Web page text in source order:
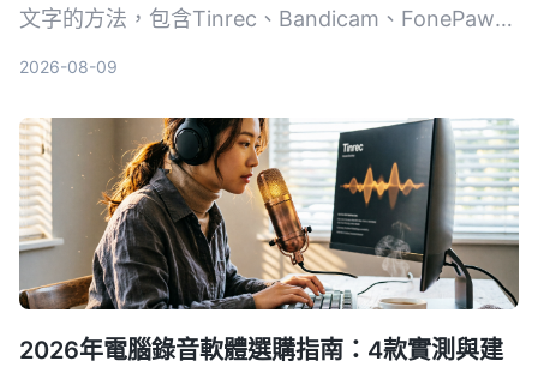
文字的方法，包含Tinrec、Bandicam、FonePaw與
2026-08-09
2026年電腦錄音軟體選購指南：4款實測與建